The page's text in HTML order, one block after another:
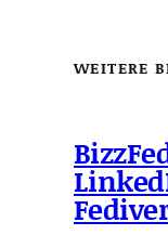
WEITERE